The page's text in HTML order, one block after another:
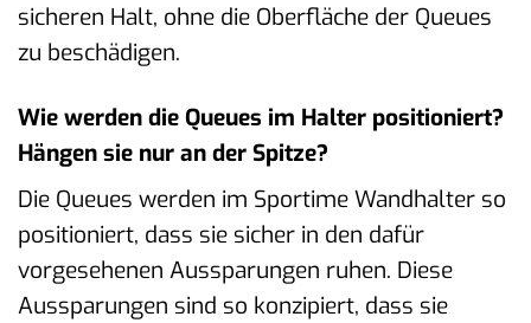
sicheren Halt, ohne die Oberfläche der Queues
zu beschädigen.
Wie werden die Queues im Halter positioniert?
Hängen sie nur an der Spitze?
Die Queues werden im Sportime Wandhalter so
positioniert, dass sie sicher in den dafür
vorgesehenen Aussparungen ruhen. Diese
Aussparungen sind so konzipiert, dass sie